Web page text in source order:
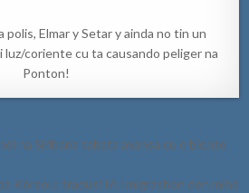
polis, Elmar y Setar y ainda no tin un
luz/coriente cu ta causando peliger na
Ponton!
na Siribana tabata avansa cu e biento
Kòrsou: tradusí IA i migrashon den mihó